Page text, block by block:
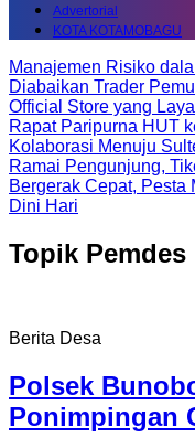
Advertorial
KOTA KOTAMOBAGU
Manajemen Risiko
Diabaikan Trader
Official Store yang
Rapat Paripurna HUT
Kolaborasi Menuju
Ramai Pengunjung,
Bergerak Cepat, Pesta
Dini Hari
Topik
Berita Desa
Polsek
Ponimpingan